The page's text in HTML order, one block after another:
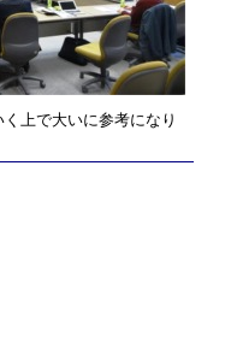
上で大いに参考になり